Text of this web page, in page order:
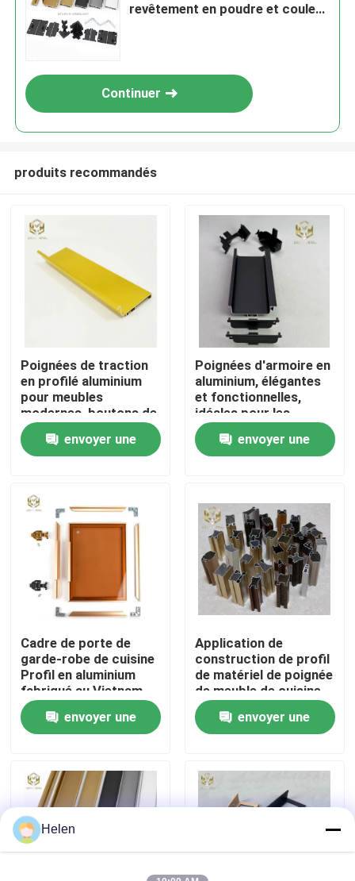
Aperçu
A propos de nous
Contrôle de la qualité
Contact
nouvelles
Tous les cas
Demande de soumission
profils en aluminium pour des fenêtres et des portes
revêtement en poudre et couleur
Continuer
produits recommandés
Poignées de traction
en profilé aluminium
pour meubles
modernes, boutons de
porte d'armoire de
cuisine envoyer une
Poignées d'armoire en
aluminium, élégantes
et fonctionnelles,
idéales pour les
armoires de cuisine,
les tiroirs et les
meubles.
envoyer une
Cadre de porte de
garde-robe de cuisine
Profil en aluminium
fabriqué au Vietnam
envoyer une
Application de
construction de profil
de matériel de poignée
de meuble de cuisine
envoyer une
Helen